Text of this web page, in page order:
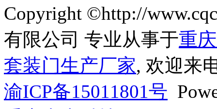
Copyright ©http://
有限公司 专业从事于重
套装门生产厂家, 欢迎来
渝ICP备15011801号